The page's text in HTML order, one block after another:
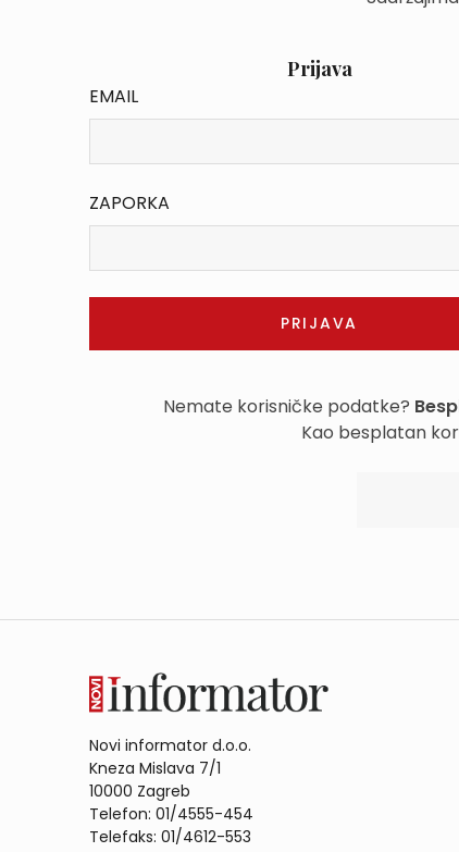
Prijava
EMAIL
ZAPORKA
Nemate korisničke podatke?
Kao besplatan
Novi informator d.o.o.
Kneza Mislava 7/1
10000 Zagreb
Telefon: 01/4555-454
Telefaks: 01/4612-553